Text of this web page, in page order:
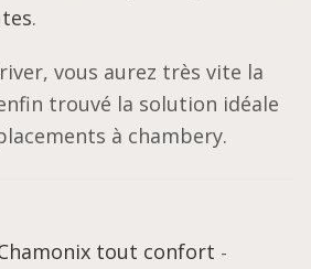
.
vous aurez très vite la
trouvé la solution idéale
à chambery.
tout confort -